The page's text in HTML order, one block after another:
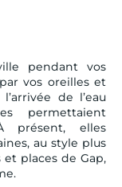
pendant vos
vos oreilles et
de l’eau
permettaient
présent, elles
au style plus
places de Gap,